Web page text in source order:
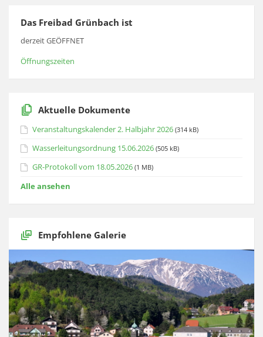
Das Freibad Grünbach ist
derzeit GEÖFFNET
Öffnungszeiten
Aktuelle Dokumente
Veranstaltungskalender 2. Halbjahr 2026 (314 kB)
Wasserleitungsordnung 15.06.2026 (505 kB)
GR-Protokoll vom 18.05.2026 (1 MB)
Alle ansehen
Empfohlene Galerie